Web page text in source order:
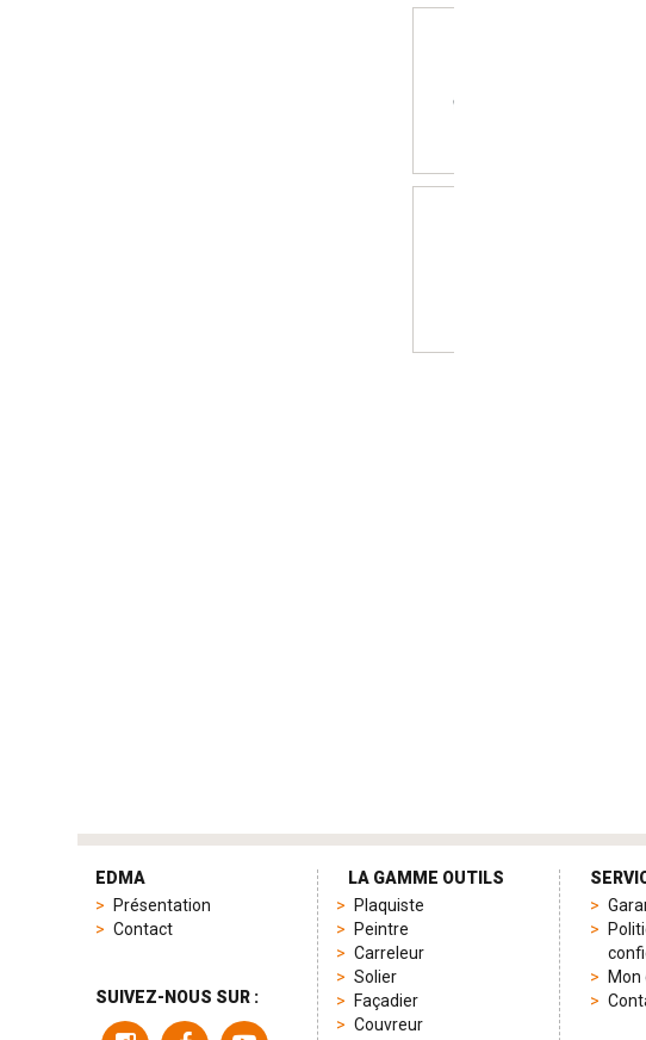
EDMA
Présentation
Contact
SUIVEZ-NOUS SUR :
LA GAMME OUTILS
Plaquiste
Peintre
Carreleur
Solier
Façadier
Couvreur